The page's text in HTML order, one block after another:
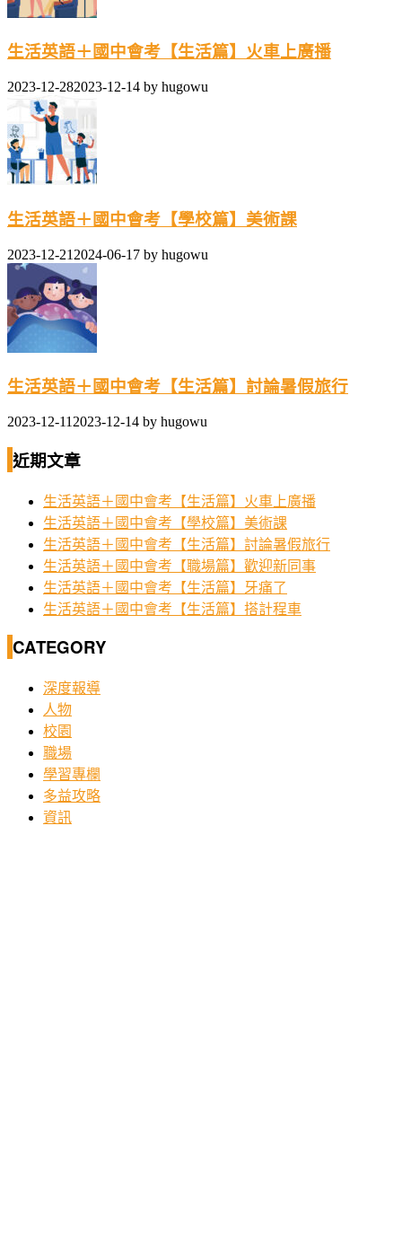
生活英語＋國中會考【生活篇】火車上廣播
2023-12-282023-12-14 by hugowu
生活英語＋國中會考【學校篇】美術課
2023-12-21 2024-06-17 by hugowu
生活英語＋國中會考【生活篇】討論暑假旅行
2023-12-11 2023-12-14 by hugowu
近期文章
生活英語＋國中會考【生活篇】火車上廣播
生活英語＋國中會考【學校篇】美術課
生活英語＋國中會考【生活篇】討論暑假旅行
生活英語＋國中會考【職場篇】歡迎新同事
生活英語＋國中會考【生活篇】牙痛了
生活英語＋國中會考【生活篇】搭計程車
CATEGORY
深度報導
人物
校園
職場
學習專欄
多益攻略
資訊